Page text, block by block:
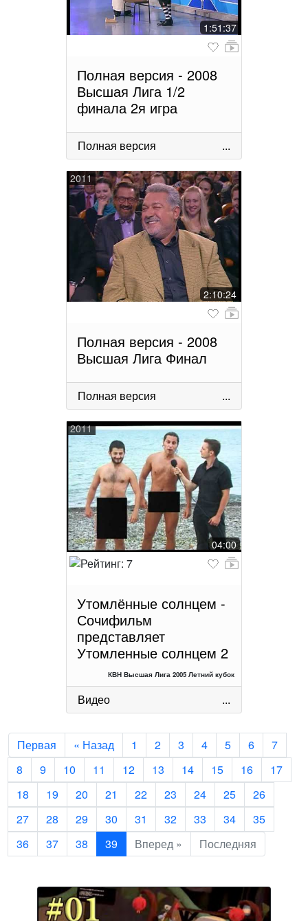
1:51:37
Полная версия - 2008
Высшая Лига 1/2
финала 2я игра
Полная версия ...
2011
2:10:24
Полная версия - 2008
Высшая Лига Финал
Полная версия ...
2011
04:00
Утомлённые солнцем -
Сочифильм
представляет
Утомленные солнцем 2
КВН Высшая Лига 2005 Летний кубок
Видео ...
Первая « Назад 1 2 3 4 5 6
7
8
9 10 11 12 13 14 15 16
17
18
19 20 21 22 23 24 25
26
27
28 29 30 31 32 33 34
35
36
37 38 39 Вперед » Последняя